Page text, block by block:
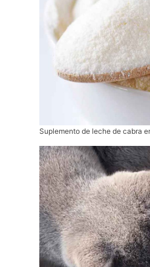
Suplemento de leche de cabra